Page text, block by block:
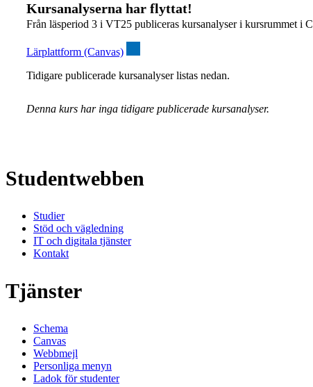
Kursanalyserna har flyttat!
Från läsperiod 3 i VT25 publiceras kursanalyser i kursrummet i
Lärplattform (Canvas)
Tidigare publicerade kursanalyser listas nedan.
Denna kurs har inga tidigare publicerade kursanalyser.
Studentwebben
Studier
Stöd och vägledning
IT och digitala tjänster
Kontakt
Tjänster
Schema
Canvas
Webbmejl
Personliga menyn
Ladok för studenter